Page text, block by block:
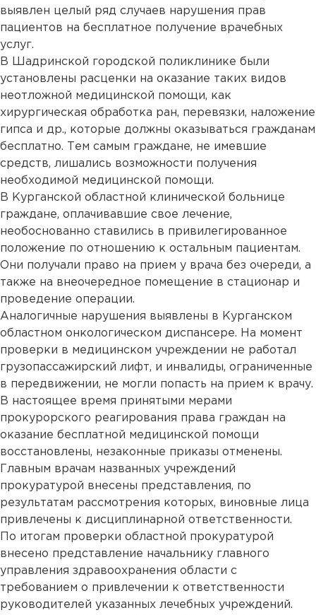
выявлен целый ряд случаев нарушения прав
пациентов на бесплатное получение врачебных
услуг.
В Шадринской городской поликлинике были
установлены расценки на оказание таких видов
неотложной медицинской помощи, как
хирургическая обработка ран, перевязки, наложение
гипса и др., которые должны оказываться гражданам
бесплатно. Тем самым граждане, не имевшие
средств, лишались возможности получения
необходимой медицинской помощи.
В Курганской областной клинической больнице
граждане, оплачивавшие свое лечение,
необоснованно ставились в привилегированное
положение по отношению к остальным пациентам.
Они получали право на прием у врача без очереди, а
также на внеочередное помещение в стационар и
проведение операции.
Аналогичные нарушения выявлены в Курганском
областном онкологическом диспансере. На момент
проверки в медицинском учреждении не работал
грузопассажирский лифт, и инвалиды, ограниченные
в передвижении, не могли попасть на прием к врачу.
В настоящее время принятыми мерами
прокурорского реагирования права граждан на
оказание бесплатной медицинской помощи
восстановлены, незаконные приказы отменены.
Главным врачам названных учреждений
прокуратурой внесены представления, по
результатам рассмотрения которых, виновные лица
привлечены к дисциплинарной ответственности.
По итогам проверки областной прокуратурой
внесено представление начальнику главного
управления здравоохранения области с
требованием о привлечении к ответственности
руководителей указанных лечебных учреждений.